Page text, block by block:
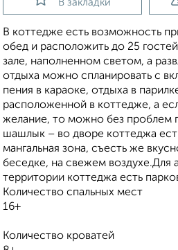
В закладки
В коттедже есть возможность
обед и расположить до 25
зале, наполненном светом, а
отдыха можно спланировать с
пения в караоке, отдыха в
расположенной в коттедже, а
желание, то можно без проблем
шашлык – во дворе коттеджа
мангальная зона, съесть же
беседке, на свежем воздухе.Для
территории коттеджа есть
Количество спальных мест
16+
Количество кроватей